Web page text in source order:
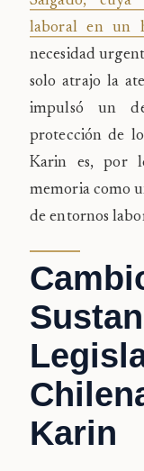
laboral en un
necesidad
solo atrajo la
impulsó un
protección de
Karin es, por
memoria como
de entornos
Karin